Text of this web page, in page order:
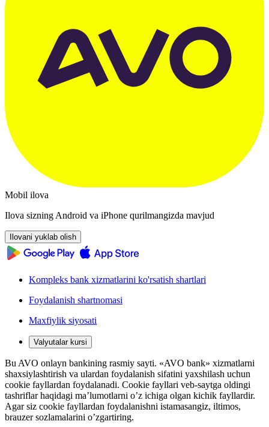
Mobil ilova
Ilova sizning Android va iPhone qurilmangizda mavjud
Ilovani yuklab olish
Kompleks bank xizmatlarini ko'rsatish shartlari
Foydalanish shartnomasi
Maxfiylik siyosati
Valyutalar kursi
Bu AVO onlayn bankining rasmiy sayti. «AVO bank» xizmatlarni
shaxsiylashtirish va ulardan foydalanish sifatini yaxshilash uchun
cookie fayllardan foydalanadi. Cookie fayllari veb-saytga oldingi
tashriflar haqidagi ma’lumotlarni o’z ichiga olgan kichik fayllardir.
Agar siz cookie fayllardan foydalanishni istamasangiz, iltimos,
brauzer sozlamalarini o’zgartiring.